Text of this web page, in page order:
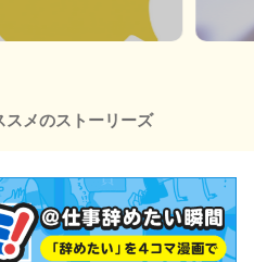
スメのストーリーズ